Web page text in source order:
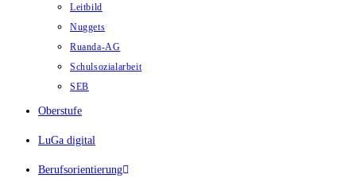
Leitbild
Nuggets
Ruanda-AG
Schulsozialarbeit
SEB
Oberstufe
LuGa digital
Berufsorientierung